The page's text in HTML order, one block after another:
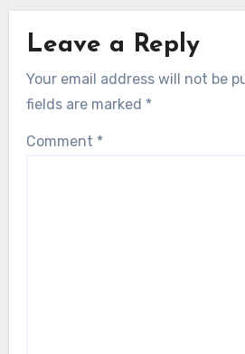
Leave a Reply
Your email address will not be
fields are marked *
Comment *